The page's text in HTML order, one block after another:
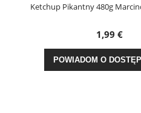
Ketchup Pikantny 480g
1,99 €
POWIADOM O